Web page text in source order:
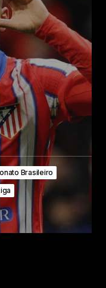
Brasileiro